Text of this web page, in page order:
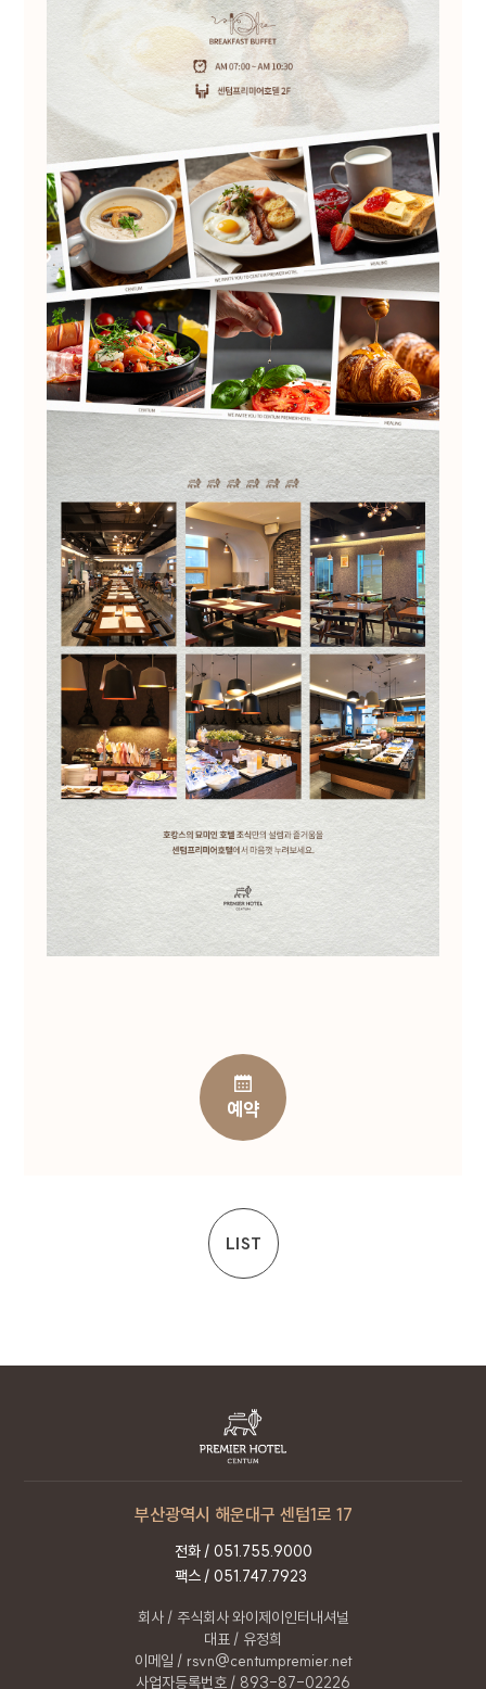
예약
LIST
부산광역시 해운대구 센텀1로 17
전화 / 051.755.9000
팩스 / 051.747.7923
회사 / 주식회사 와이제이인터내셔널
대표 / 유정희
이메일 / rsvn@centumpremier.net
사업자등록번호 / 893-87-02226
회사는 원칙적으로 개인정보 처리 목적이
달성되어 개인정보 처리가 불필요하다고
인정되는 경우와 이용자가 개인정보의 파기를
요청한 경우에는 지체 없이 해당 개인정보를
파기합니다. 파기의 절차, 기한 및 방법은 다음과
같습니다.
파기대상인 정보는 목적 달성 후 별도 DB 또는
서류함으로 옮겨져 내부 방침 및 기타 관련
법령에 따라 지체없이 파기됩니다. 이때 내부
방침에 따라 별도DB 또는 문서로 옮겨진
개인정보는 법률에 의한 경우를 제외하고는
이용되지 않습니다.
이용자의 개인정보는 개인정보의 보유기간이
경과된 경우에는 보유기간의 종료일로부터 5일
이내에, 개인정보처리 목적달성, 해당 서비스의
폐지, 사업의 종료 등 그 개인정보가 불필요하게
되었을 때에는 개인정보 처리가 불필요한 것으로
인정되는 날로부터 5일 이내에 파기합니다.
전자적 파일 형태의 정보는 기록을 재생할 수
없는 기술적 방법을, 종이에 출력된 정보는
분쇄기로 분쇄하여 파기합니다.
7. 정보주체와 법정대리인의 권리 의무 및 그
행사방법에 관한 사항
정보주체는 회사에 대해 언제든지 아래 각 호의
권리를 행사할 수 있습니다.
개인정보 열람 요구권
개인정보 정정, 삭제 요구권
개인정보 처리정지 요구권
개인정보 수집, 이용 등에 대한 동의 철회
정보주체는 개인정보의 열람/정정/삭제/
처리정지 요구 또는 동의 철회, 파기 요청을
하고자 하는 경우 하단의
개인정보보호책임자에게 요청할 수 있으며
회사는 이에 지체없이 필요한 조치를 취하도록
하겠습니다.
1항 및 2항에 따른 권리 행사는 정보주체 본인이
정보주체는 개인정보보호법령 등 관계법령을
위반하여 정보주체 본인 또는 타인의 개인정보를
사용하거나 침해하여서는 아니되며, 정보주체는
8. 개인정보 처리방침의 고지 또는 통지 방법
회사는 이용자가 동의한 범위를 벗어나는 목적으로
위탁하는 경우 홈페이지 개인정보 처리방침을
9. 개인정보 보호를 위한 기술적 관리적 대책
개인정보의 안전한 처리를 위하여
내부관리계획을 수립하고 시행하고 있습니다.
해킹 등에 대비한 기술적 대책 : 회사는 해킹이나
컴퓨터 바이러스 등에 의한 개인정보 유출 및
설치하고 주기적인 갱신, 점검 등을 수행하고
있습니다.
개인정보 처리 직원의 교육 : 개인정보 관련 처리